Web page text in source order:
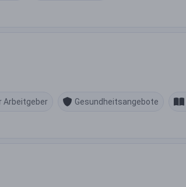
Arbeitgeber Gesundheitsangebote